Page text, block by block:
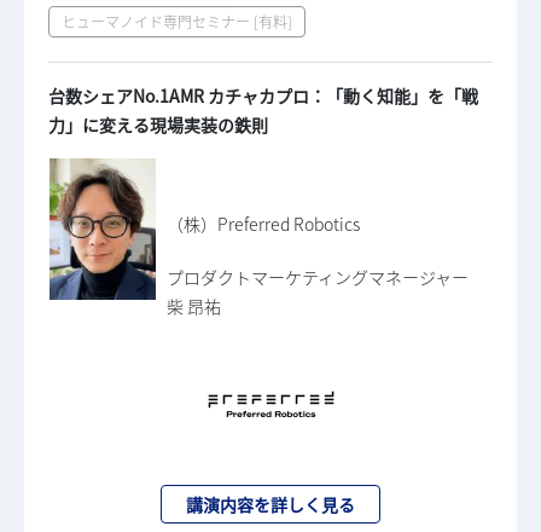
ヒューマノイド専門セミナー [有料]
台数シェアNo.1AMR カチャカプロ：「動く知能」を「戦
力」に変える現場実装の鉄則
（株）Preferred Robotics
プロダクトマーケティングマネージャー
柴 昂祐
講演内容を詳しく見る